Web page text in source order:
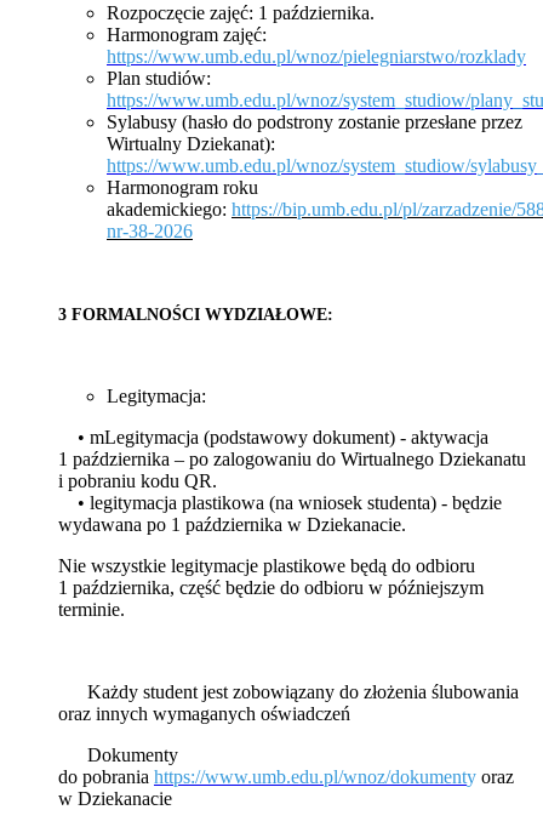
Rozpoczęcie zajęć: 1 października.
Harmonogram zajęć:
https://www.umb.edu.pl/wnoz/pielegniarstwo/rozklady
Plan studiów:
https://www.umb.edu.pl/wnoz/system_studiow/
Sylabusy (hasło do podstrony zostanie przesłane przez
Wirtualny Dziekanat):
https://www.umb.edu.pl/wnoz/system_studiow/
Harmonogram roku
akademickiego: https://bip.umb.edu.pl/pl/zarzadzenie/
nr-38-2026
3 FORMALNOŚCI WYDZIAŁOWE:
Legitymacja:
• mLegitymacja (podstawowy dokument) - aktywacja
1 października – po zalogowaniu do Wirtualnego Dziekanatu
i pobraniu kodu QR.
• legitymacja plastikowa (na wniosek studenta) - będzie
wydawana po 1 października w Dziekanacie.
Nie wszystkie legitymacje plastikowe będą do odbioru
1 października, część będzie do odbioru w późniejszym
terminie.
Każdy student jest zobowiązany do złożenia ślubowania
oraz innych wymaganych oświadczeń
Dokumenty
do pobrania https://www.umb.edu.pl/wnoz/dokumenty oraz
w Dziekanacie